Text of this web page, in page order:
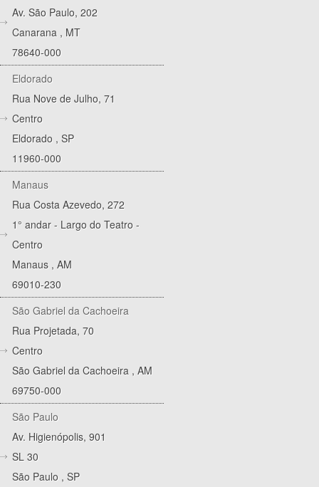
Av. São Paulo, 202
Canarana , MT
78640-000
Eldorado
Rua Nove de Julho, 71
Centro
Eldorado , SP
11960-000
Manaus
Rua Costa Azevedo, 272
1° andar - Largo do Teatro -
Centro
Manaus , AM
69010-230
São Gabriel da Cachoeira
Rua Projetada, 70
Centro
São Gabriel da Cachoeira , AM
69750-000
São Paulo
Av. Higienópolis, 901
SL 30
São Paulo , SP